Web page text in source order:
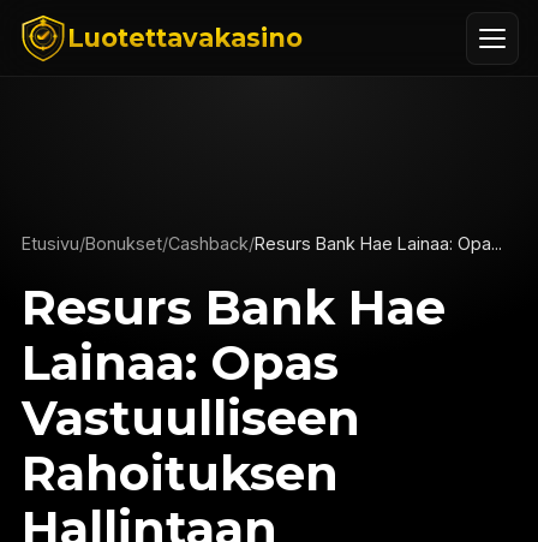
Luotettavakasino
Etusivu/Bonukset/Cashback/Resurs Bank Hae Lainaa: Opa...
Resurs Bank Hae
Lainaa: Opas
Vastuulliseen
Rahoituksen
Hallintaan